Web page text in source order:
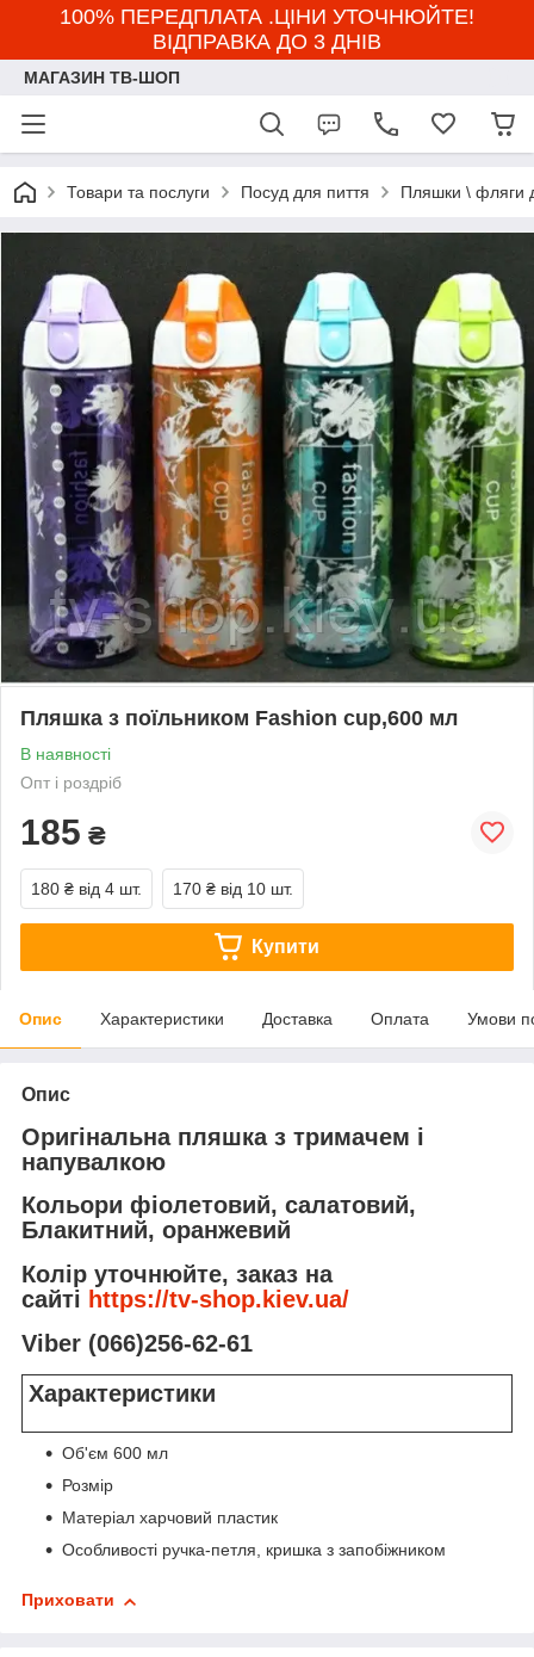
100% ПЕРЕДПЛАТА .ЦІНИ УТОЧНЮЙТЕ!
ВІДПРАВКА ДО 3 ДНІВ
МАГАЗИН ТВ-ШОП
Товари та послуги Посуд для пиття Пляшки \ фляги
Пляшка з поїльником Fashion cup,600 мл
В наявності
Опт і роздріб
185 ₴
180 ₴ від 4 шт. 170 ₴ від 10 шт.
Купити
Опис Характеристики Доставка Оплата Умови
Опис
Оригінальна пляшка з тримачем і
напувалкою
Кольори фіолетовий, салатовий,
Блакитний, оранжевий
Колір уточнюйте, заказ на
сайті https://tv-shop.kiev.ua/
Viber (066)256-62-61
Характеристики
Об'єм 600 мл
Розмір
Матеріал харчовий пластик
Особливості ручка-петля, кришка з запобіжником
Приховати